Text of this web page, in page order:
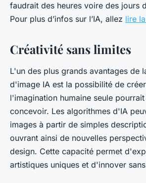
faudrait des heures voire des jours
Pour plus d’infos sur l’IA, allez lire
Créativité sans limites
L'un des plus grands avantages de
d'image IA est la possibilité de
l'imagination humaine seule
concevoir. Les algorithmes d'IA
images à partir de simples
ouvrant ainsi de nouvelles
design. Cette capacité permet
artistiques uniques et d'innover